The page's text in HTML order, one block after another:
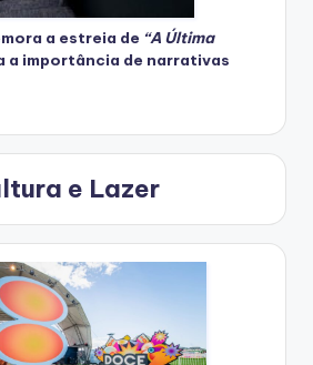
a estreia de “A Última
a importância de narrativas
e Lazer